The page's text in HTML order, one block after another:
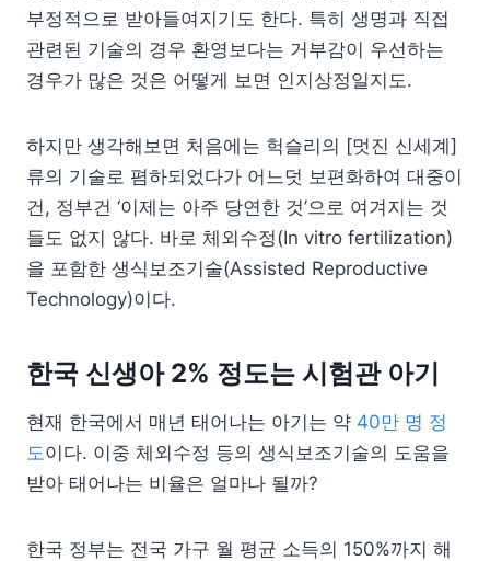
부정적으로 받아들여지기도 한다. 특히 생명과 직접
관련된 기술의 경우 환영보다는 거부감이 우선하는
경우가 많은 것은 어떻게 보면 인지상정일지도.
하지만 생각해보면 처음에는 헉슬리의 [멋진 신세계]
류의 기술로 폄하되었다가 어느덧 보편화하여 대중이
건, 정부건 ‘이제는 아주 당연한 것’으로 여겨지는 것
들도 없지 않다. 바로 체외수정(In vitro fertilization)
을 포함한 생식보조기술(Assisted Reproductive
Technology)이다.
한국 신생아 2% 정도는 시험관 아기
현재 한국에서 매년 태어나는 아기는 약 40만 명 정
도이다. 이중 체외수정 등의 생식보조기술의 도움을
받아 태어나는 비율은 얼마나 될까?
한국 정부는 전국 가구 월 평균 소득의 150%까지 해